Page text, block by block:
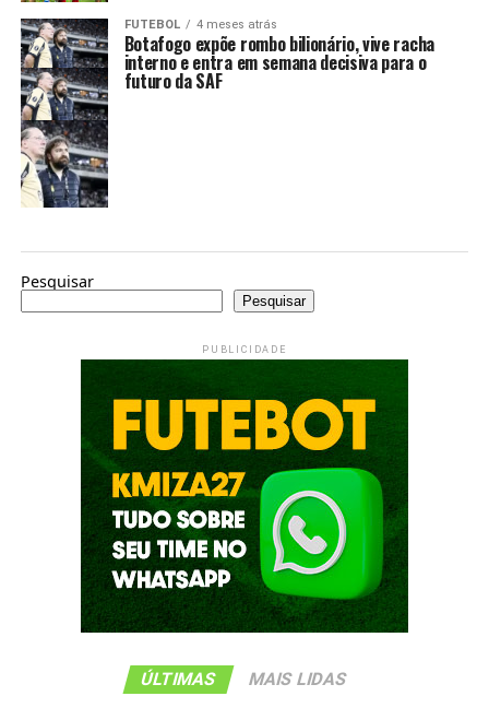
FUTEBOL 4 meses atrás
Botafogo expõe rombo bilionário, vive racha
interno e entra em semana decisiva para o
futuro da SAF
Pesquisar
Pesquisar
PUBLICIDADE
ÚLTIMAS MAIS LIDAS